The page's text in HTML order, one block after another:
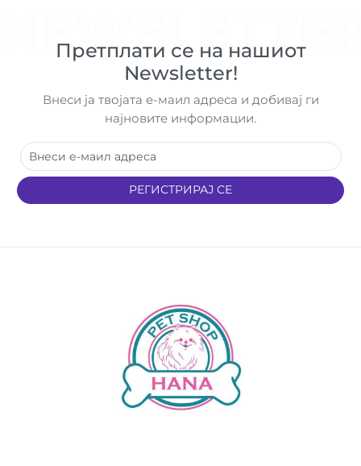
Претплати се на нашиот
Newsletter!
Внеси ја твојата е-маил адреса и добивај ги
најновите информации.
РЕГИСТРИРАЈ СЕ